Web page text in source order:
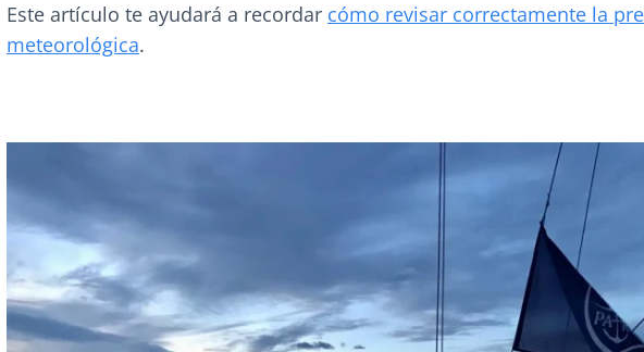
Este artículo te ayudará a recordar cómo revisar correctamente la
meteorológica.